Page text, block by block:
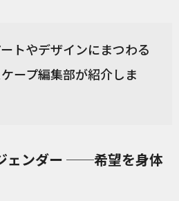
トやデザインにまつわる
ープ編集部が紹介しま
ェンダー ──希望を身体